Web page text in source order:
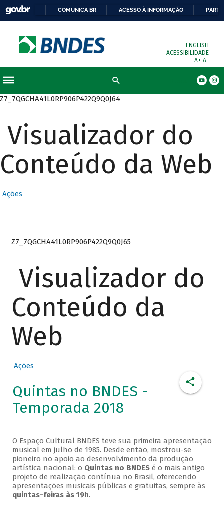
COMUNICA BR ACESSO À INFORMAÇÃO
ENGLISH
ACESSIBILIDADE
A+ A-
Z7_7QGCHA41L0RP906P422Q9Q0J64
Visualizador do
Conteúdo da Web
Ações
Z7_7QGCHA41L0RP906P422Q9Q0J65
Visualizador do
Conteúdo da
Web
Ações
Quintas no BNDES -
Temporada 2018
O Espaço Cultural BNDES teve sua primeira apresentação
musical em julho de 1985. Desde então, mostrou-se
pioneiro no apoio ao desenvolvimento da produção
artística nacional: o Quintas no BNDESé o mais antigo
projeto de realização contínua no Brasil, oferecendo
apresentações musicais públicas e gratuitas, sempre às
quintas-feiras às 19h.